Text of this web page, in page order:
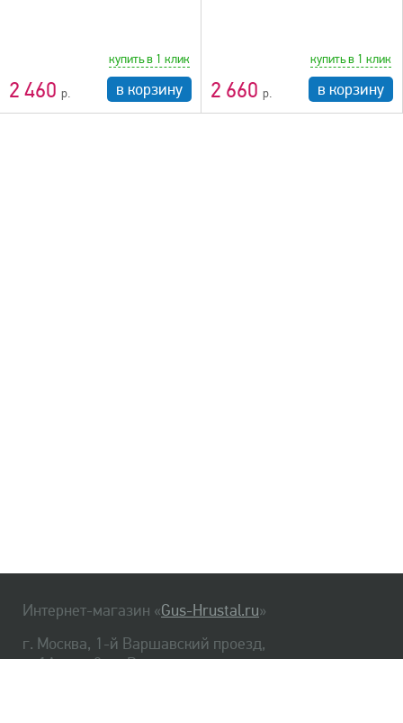
2 460
купить в 1 клик
в корзину 2 660
купить в 1 клик
в корзину
Интернет-магазин «Gus-Hrustal.ru»
г. Москва, 1-й Варшавский проезд,
д. 1А, стр. 3, м. Варшавская